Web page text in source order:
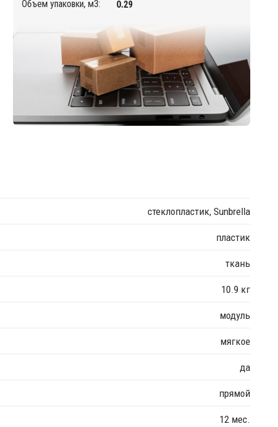
Объем упаковки, м3:
0.29
стеклопластик, Sunbrella
пластик
ткань
10.9 кг
модуль
мягкое
да
прямой
12 мес.